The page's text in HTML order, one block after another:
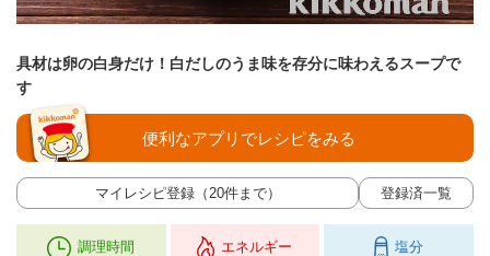
具材は卵の白身だけ！白だしのうま味を存分に味わえるスープで
す
マイレシピ登録（20件まで） 登録済一覧
便利なアプリでレシピをみる
調理時間 エネルギー 塩分